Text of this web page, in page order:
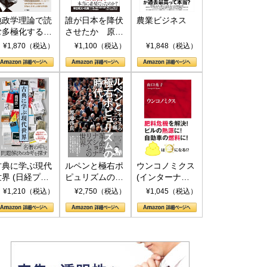
政学理論で読
多極化する世
トランプと
¥1,870（税込）
誰が日本を降伏
させたか 原爆
投下、ソ連参
(PHP新書)
¥1,100（税込）
農業ビジネス
¥1,848（税込）
典に学ぶ現代
界 (日経プレ
アシリーズ)
¥1,210（税込）
ルペンと極右ポ
ピュリズムの時
代：〈ヤヌス〉
¥2,750（税込）
ウンコノミクス
(インターナシ
ョナル新書)
¥1,045（税込）